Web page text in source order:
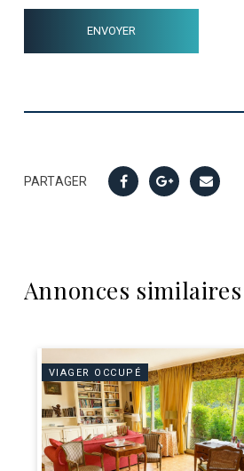
PARTAGER
Annonces similaires
VIAGER OCCUPÉ